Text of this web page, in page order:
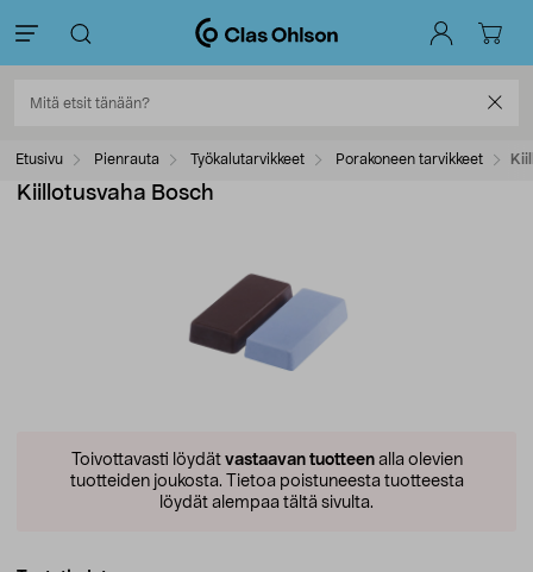
Etusivu Pienrauta Työkalutarvikkeet Porakoneen tarvikkeet
Kiillotusvaha Bosch
Toivottavasti löydät vastaavan tuotteenalla olevien
tuotteiden joukosta. Tietoa poistuneesta tuotteesta
löydät alempaa tältä sivulta.